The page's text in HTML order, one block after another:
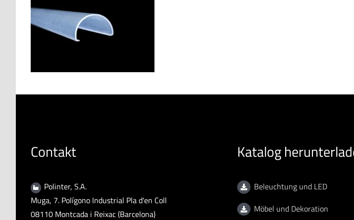
Contakt
Polinter, S.A.
Muga, 7. Polígono Industrial Pla d'en Coll
08110 Montcada i Reixac (Barcelona)
Katalog
Beleuchtung und LED
Möbel und Dekoration